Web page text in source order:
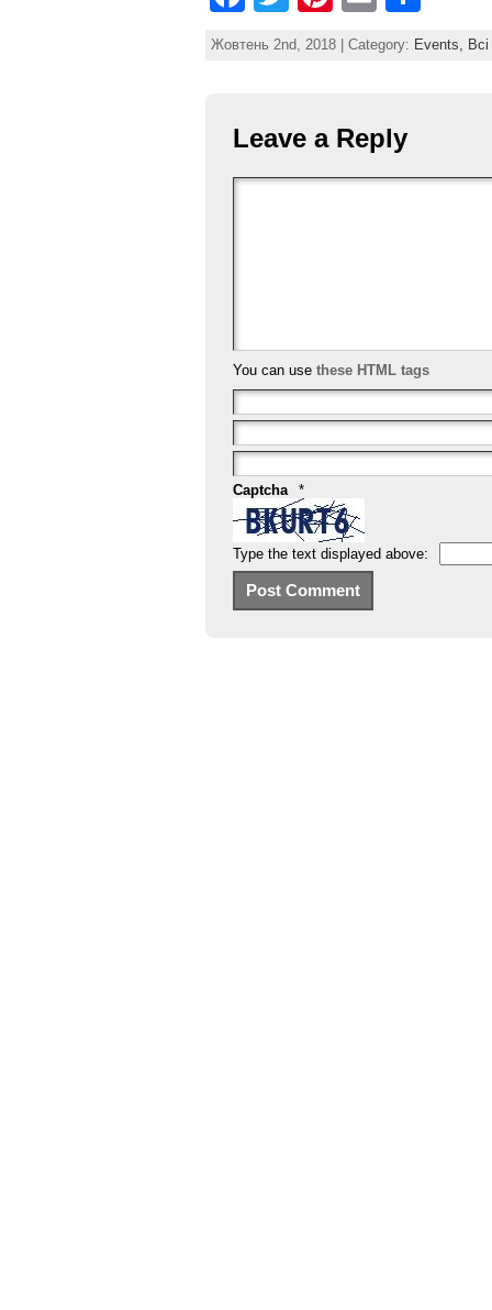
b
o
w
itt
nt
er
st
ai
h
Жовтень 2nd, 2018 | Category: Events,
Leave a Reply
You can use these HTML tags
Captcha
*
Type the text displayed above: